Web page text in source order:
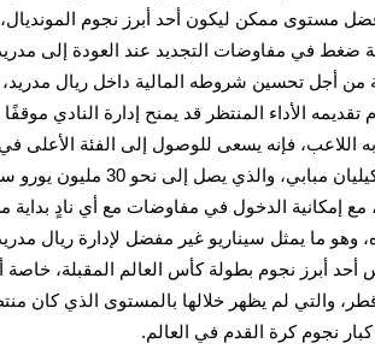
مستوى ممكن ليكون أحد أبرز نجوم
ضغط في مفاوضات التجديد عند العودة إلى
أجل تحسين شروطه المالية داخل ريال مدريد،
الأداء المنتظر قد يمنح إدارة النادي
اللاعب، فإنه يسعى للوصول إلى الفئة الأعلى
الفريق، بحيث يتقاضى راتبًا مماثلًا
وهو ما يمثل سيناريو غير مفضل لإدارة ريال
أبرز نجوم بطولة كأس العالم المقبلة،
عن مشاركته في نسخة 2022 في قطر، والتي لم يظهر خلالها بالمستوى
نجوم كرة القدم في العالم.